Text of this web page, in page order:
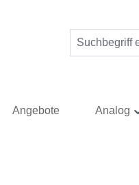
Angebote Analog